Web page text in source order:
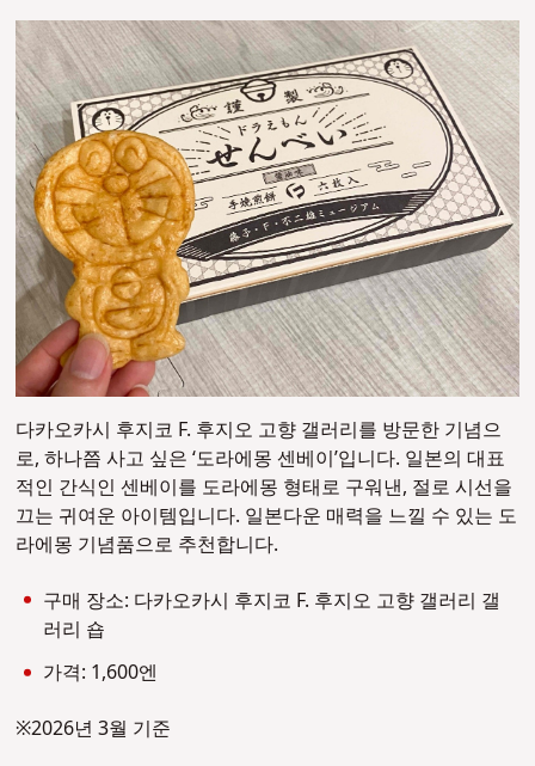
다카오카시 후지코 F. 후지오 고향 갤러리를 방문한 기념으
로, 하나쯤 사고 싶은 ‘도라에몽 센베이’입니다. 일본의 대표
적인 간식인 센베이를 도라에몽 형태로 구워낸, 절로 시선을
끄는 귀여운 아이템입니다. 일본다운 매력을 느낄 수 있는 도
라에몽 기념품으로 추천합니다.
구매 장소: 다카오카시 후지코 F. 후지오 고향 갤러리 갤
러리 숍
가격: 1,600엔
※2026년 3월 기준